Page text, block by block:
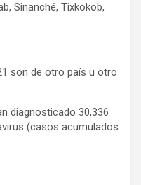
Sinanché, Tixkokob,
son de otro país u otro
diagnosticado 30,336
(casos acumulados